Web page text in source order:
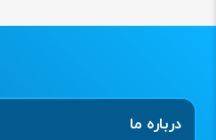
درباره ما